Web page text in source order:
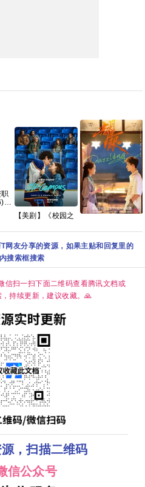
职
》
【美剧】《校园之
又名: 校园恋曲 / 校
外》【中英字幕】
【夸克】
彤〕/4k+1080P超
清画质|简中字幕/
夸克/百度网盘资源
3GB】
网友分享的资源，如果主贴和回复里的
搜索框搜索
信扫一扫下面二维码查看腾讯文档或
，持续更新，建议收藏。🙏
，扫描二维码
信公众号